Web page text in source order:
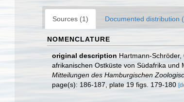
Sources (1) Documented distribution
NOMENCLATURE
original description Hartmann-
afrikanischen Ostküste von Südafrika und
Mitteilungen des Hamburgischen
page(s): 186-187, plate 19 figs. 179-180